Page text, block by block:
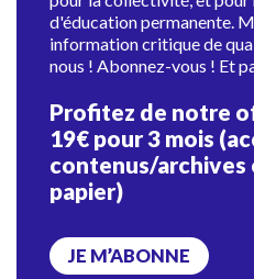
d'éducation permanente.
information critique de
nous ! Abonnez-vous ! Et
Profitez de notre
19€ pour 3 mois
contenus/archives
papier)
JE M’ABONNE